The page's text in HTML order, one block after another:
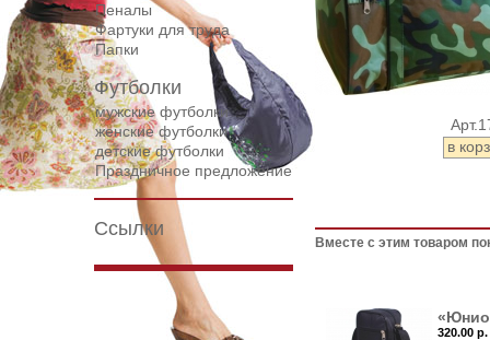
Пеналы
Фартуки для труда
Папки
Футболки
мужские футболки
женские футболки
детские футболки
Праздничное предложение
Ссылки
Вместе с этим товаром
320.00 р.